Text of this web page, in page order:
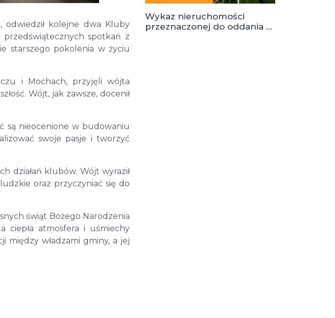
odwiedził kolejne dwa Kluby
przedświątecznych spotkań z
starszego pokolenia w życiu
i Mochach, przyjęli wójta
Wójt, jak zawsze, docenił
są nieocenione w budowaniu
swoje pasje i tworzyć
działań klubów. Wójt wyraził
oraz przyczyniać się do
świąt Bożego Narodzenia
ciepła atmosfera i uśmiechy
między władzami gminy, a jej
Wykaz nieruchomości
przeznaczonej do oddania w